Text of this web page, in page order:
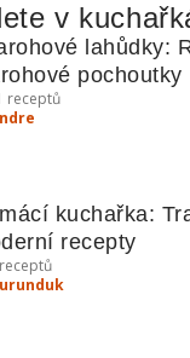
v
lahůdky:
pochoutky
receptů
kuchařka:
recepty